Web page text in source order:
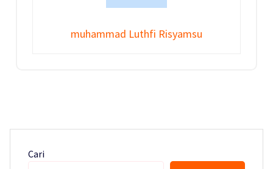
muhammad Luthfi Risyamsu
Cari